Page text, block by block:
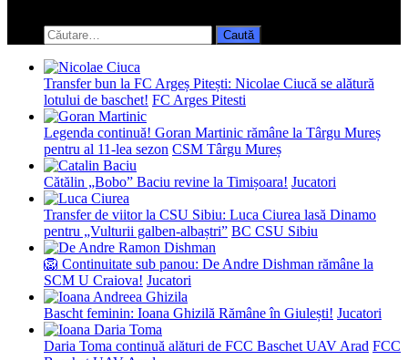
search
form
Caută
după:
Transfer bun la FC Argeș Pitești: Nicolae Ciucă se alătură
lotului de baschet! FC Arges Pitesti
Legenda continuă! Goran Martinic rămâne la Târgu Mureș
pentru al 11-lea sezon CSM Târgu Mureș
Cătălin „Bobo” Baciu revine la Timișoara! Jucatori
Transfer de viitor la CSU Sibiu: Luca Ciurea lasă Dinamo
pentru „Vulturii galben-albaștri” BC CSU Sibiu
🦁 Continuitate sub panou: De Andre Dishman rămâne la
SCM U Craiova! Jucatori
Bascht feminin: Ioana Ghizilă Rămâne în Giulești! Jucatori
Daria Toma continuă alături de FCC Baschet UAV Arad FCC